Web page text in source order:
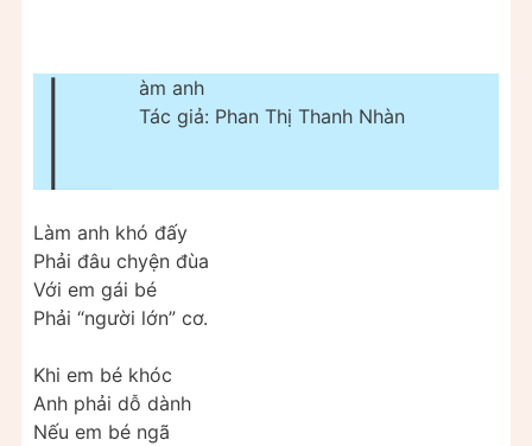
L
àm anh
Tác giả: Phan Thị Thanh Nhàn
Làm anh khó đấy
Phải đâu chyện đùa
Với em gái bé
Phải “người lớn” cơ.
Khi em bé khóc
Anh phải dỗ dành
Nếu em bé ngã